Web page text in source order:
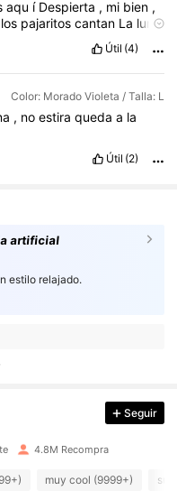
aqu í Despierta , mi bien ,
los pajaritoscantan La luna
vengo
felicitarteÚtil (4)
Color: Morado Violeta / Talla: L
, no estira queda a la
Útil (2)
artificial
estilo relajado.
Seguir
4.8M Recompra
muy cool (9999+)